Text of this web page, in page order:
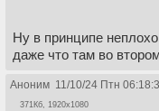
Ну в принципе
даже что там во
Аноним 11/10/24 Птн
371Кб, 1920x1080